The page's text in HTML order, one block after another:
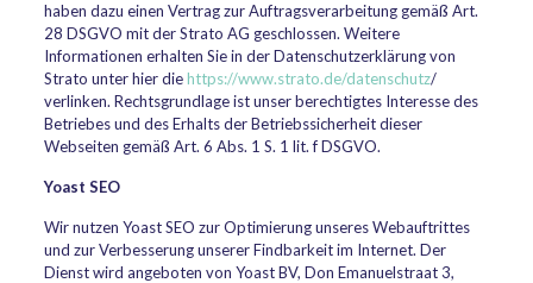
haben dazu einen Vertrag zur Auftragsverarbeitung gemäß Art.
28 DSGVO mit der Strato AG geschlossen. Weitere
Informationen erhalten Sie in der Datenschutzerklärung von
Strato unter hier diehttps://www.strato.de/datenschutz/
verlinken. Rechtsgrundlage ist unser berechtigtes Interesse des
Betriebes und des Erhalts der Betriebssicherheit dieser
Webseiten gemäß Art. 6 Abs. 1 S. 1 lit. f DSGVO.
Yoast SEO
Wir nutzen Yoast SEO zur Optimierung unseres Webauftrittes
und zur Verbesserung unserer Findbarkeit im Internet. Der
Dienst wird angeboten von Yoast BV, Don Emanuelstraat 3,